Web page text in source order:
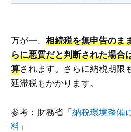
万が一、 相続税を無申告のま
らに悪質だと判断された場合
算されます。さらに納税期限
延滞税もかかります。
参考：財務省「納税環境整備
料」